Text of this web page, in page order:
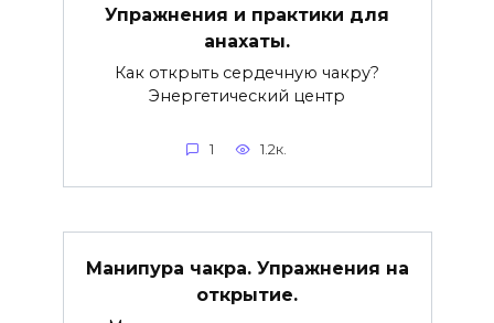
Упражнения и практики для
анахаты.
Как открыть сердечную чакру?
Энергетический центр
1 1.2к.
Манипура чакра. Упражнения на
открытие.